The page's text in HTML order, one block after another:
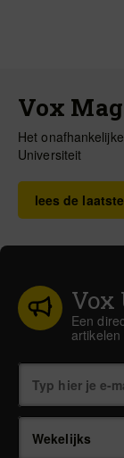
Vox
Het
Universiteit
lees de
Vox
Een
Wekelijks